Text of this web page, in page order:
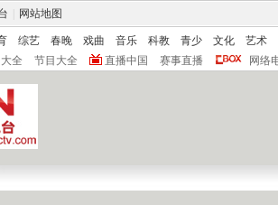
网站地图
综艺 春晚 戏曲 音乐 科教 青少 文化
艺术
全 节目大全 直播中国 赛事直播 网络